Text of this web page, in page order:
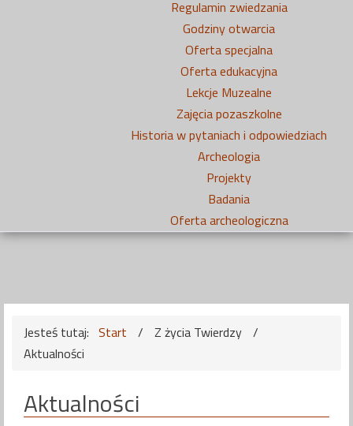
Regulamin zwiedzania
Godziny otwarcia
Oferta specjalna
Oferta edukacyjna
Lekcje Muzealne
Zajęcia pozaszkolne
Historia w pytaniach i odpowiedziach
Archeologia
Projekty
Badania
Oferta archeologiczna
Jesteś tutaj: Start / Z życia Twierdzy /
Aktualności
Aktualności